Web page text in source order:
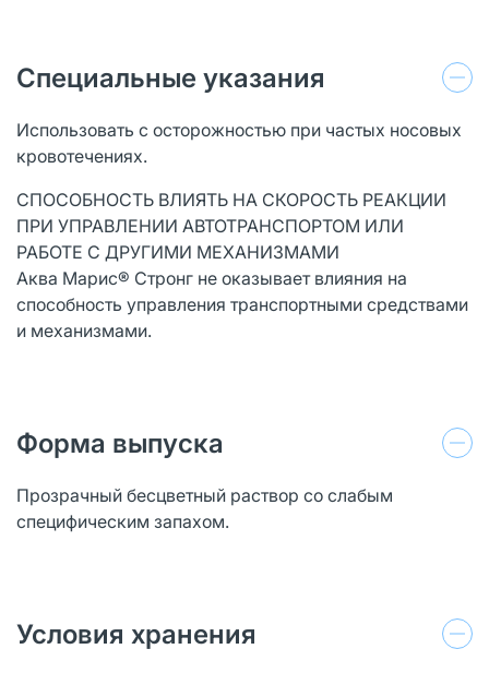
Специальные указания
Использовать с осторожностью при частых носовых
кровотечениях.
СПОСОБНОСТЬ ВЛИЯТЬ НА СКОРОСТЬ РЕАКЦИИ
ПРИ УПРАВЛЕНИИ АВТОТРАНСПОРТОМ ИЛИ
РАБОТЕ С ДРУГИМИ МЕХАНИЗМАМИ
Аква Марис® Стронг не оказывает влияния на
способность управления транспортными средствами
и механизмами.
Форма выпуска
Прозрачный бесцветный раствор со слабым
специфическим запахом.
Условия хранения